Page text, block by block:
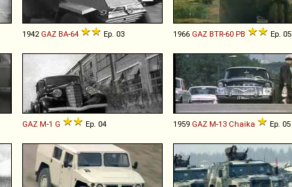
1942 GAZ BA-64 Ep. 03 1966 GAZ BTR-60 PB Ep. 05
GAZ M-1 G Ep. 04 1959 GAZ M-13 Chaika Ep. 05